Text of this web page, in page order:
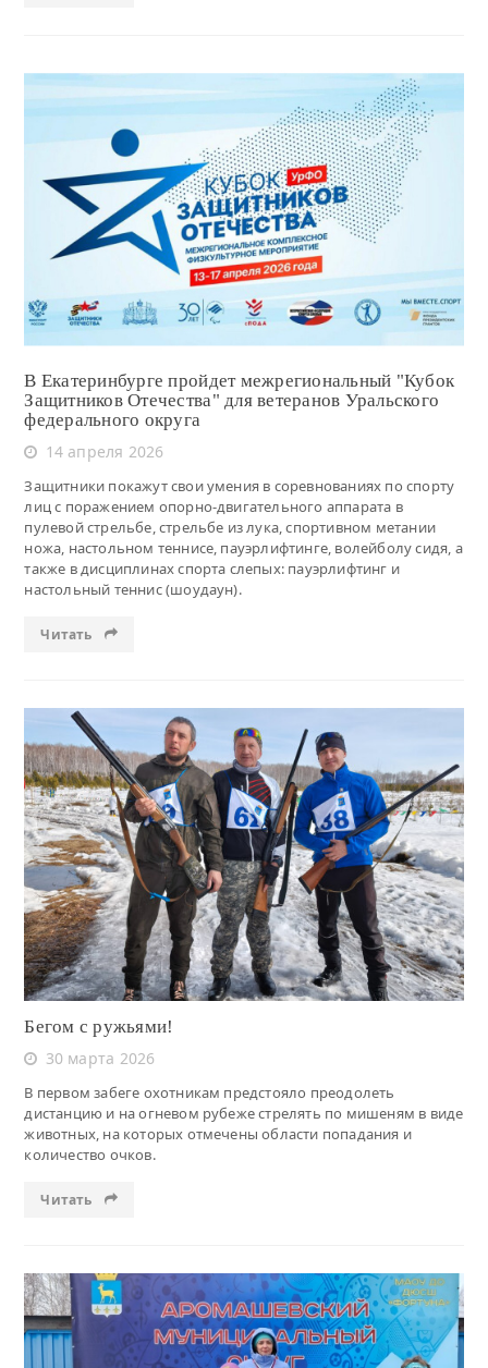
Читать
В Екатеринбурге пройдет межрегиональный "Кубок
Защитников Отечества" для ветеранов Уральского
федерального округа
14 апреля 2026
Защитники покажут свои умения в соревнованиях по спорту
лиц с поражением опорно-двигательного аппарата в
пулевой стрельбе, стрельбе из лука, спортивном метании
ножа, настольном теннисе, пауэрлифтинге, волейболу сидя, а
также в дисциплинах спорта слепых: пауэрлифтинг и
настольный теннис (шоудаун).
Читать
Читать
Бегом с ружьями!
30 марта 2026
В первом забеге охотникам предстояло преодолеть
дистанцию и на огневом рубеже стрелять по мишеням в виде
животных, на которых отмечены области попадания и
количество очков.
Читать